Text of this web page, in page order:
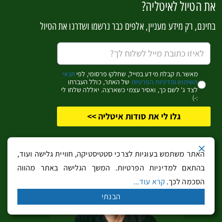
הטיילת של לאציזה
כפרי נופש בדרום אגם
גארדה
האתר משתמש בעוגיות לצרכי סטטיסטיקה, חוויית גלישה ועוד,
בהתאם למדיניות הפרטיות. המשך הגלישה באתר מהווה
הסכמה לכך. קרא עוד...
הבנתי
את הטיול לאיטליה?
בחינם, רק מידע מעניין, אלפים כבר נרשמו ושדרגו את הטיול
מאשר.ת קבלת מידע במייל, שחלקו פרסומי, לפיתנאי
השימוש ומדיניות הפרטיות של האתר, כולל העברתו
לצד ג' לשם כך, ואסיר עצמי כשארצה. יאללה שלחו לי
:-)
גלו לי את סודות איטליה >>